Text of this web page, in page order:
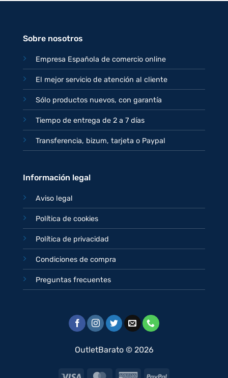
originalactual
Sobre nosotros
Empresa Española de comercio online
El mejor servicio de atención al cliente
Sólo productos nuevos, con garantía
Tiempo de entrega de 2 a 7 días
Transferencia, bizum, tarjeta o Paypal
Información legal
Aviso legal
Política de cookies
Política de privacidad
Condiciones de compra
Preguntas frecuentes
OutletBarato © 2026
Visa MasterCardAmericanPayPal